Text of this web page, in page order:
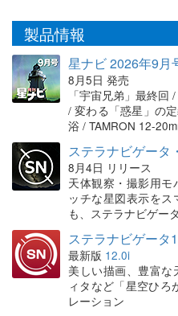
製品情報
星ナビ 2026年9月
8月5日 発売
「宇宙兄弟」最終回
/ 変わる「惑星」の
浴 / TAMRON 12-
ステラナビゲータ
8月4日 リリース
天体観察・撮影用モ
ッチな星図表示を
も、ステラナビゲータ
ステラナビゲータ
最新版 12.0i
美しい描画、豊富
ィタなど「星空ひろ
レーション